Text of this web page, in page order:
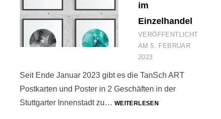
im
Einzelhandel
VERÖFFENTLICHT
AM5. FEBRUAR
2023
Seit Ende Januar 2023 gibt es die TanSch ART
Postkarten und Poster in 2 Geschäften in der
Stuttgarter Innenstadt zu… WEITERLESENTANSCH